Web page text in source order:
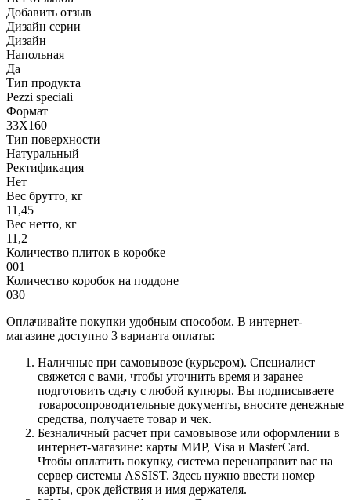
Добавить отзыв
Дизайн серии
Дизайн
Напольная
Да
Тип продукта
Pezzi speciali
Формат
33X160
Тип поверхности
Натуральный
Ректификация
Нет
Вес брутто, кг
11,45
Вес нетто, кг
11,2
Количество плиток в коробке
001
Количество коробок на поддоне
030
Оплачивайте покупки удобным способом. В интернет-
магазине доступно 3 варианта оплаты:
Наличные при самовывозе (курьером). Специалист
свяжется с вами, чтобы уточнить время и заранее
подготовить сдачу с любой купюры. Вы подписываете
товаросопроводительные документы, вносите денежные
средства, получаете товар и чек.
Безналичный расчет при самовывозе или оформлении в
интернет-магазине: карты МИР, Visa и MasterCard.
Чтобы оплатить покупку, система перенаправит вас на
сервер системы ASSIST. Здесь нужно ввести номер
карты, срок действия и имя держателя.